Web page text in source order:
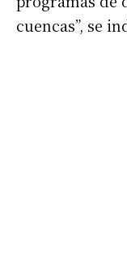
cuencas”, se